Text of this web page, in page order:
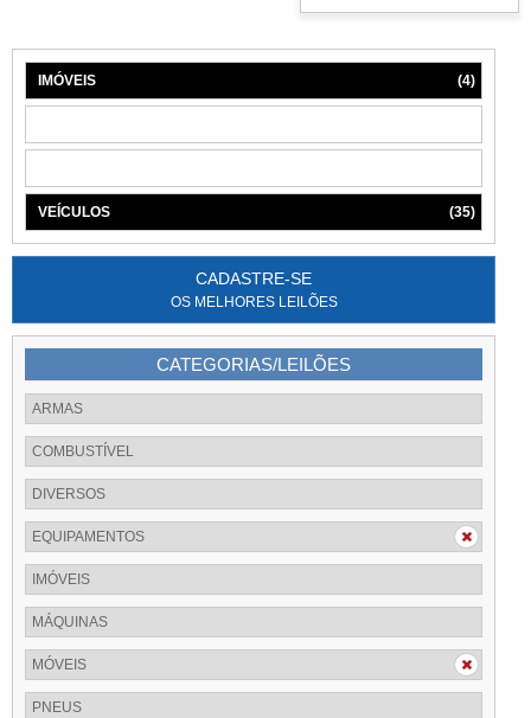
IMÓVEIS (4)
VEÍCULOS (35)
CADASTRE-SE
OS MELHORES LEILÕES
CATEGORIAS/LEILÕES
ARMAS
COMBUSTÍVEL
DIVERSOS
EQUIPAMENTOS
IMÓVEIS
MÁQUINAS
MÓVEIS
PNEUS